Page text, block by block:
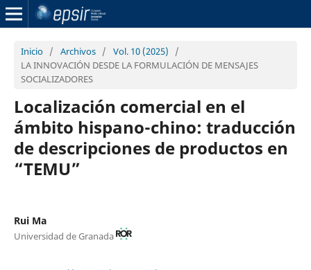
Inicio / Archivos / Vol. 10 (2025)
/
LA INNOVACIÓN DESDE LA FORMULACIÓN DE MENSAJES
SOCIALIZADORES
Localización comercial en el
ámbito hispano-chino: traducción
de descripciones de productos en
“TEMU”
Rui Ma
Universidad de Granada